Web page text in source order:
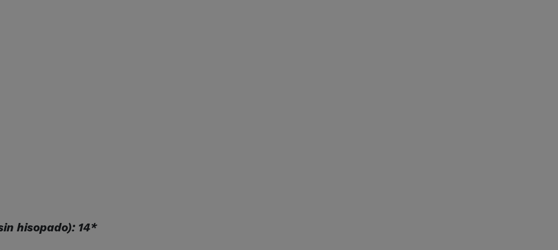
hisopado): 14*